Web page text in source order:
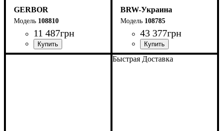
GERBOR
108810
11 487грн
BRW-Украина
108785
43 377грн
Быстрая Доставка